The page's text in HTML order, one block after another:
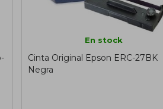
En stock
Cinta Original Epson ERC-27BK
Negra